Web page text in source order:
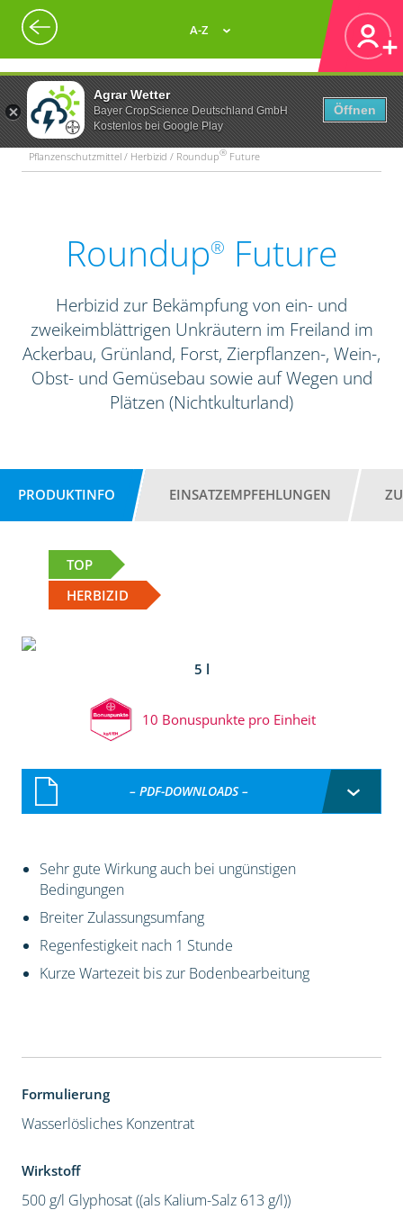
Agrar Wetter
Bayer CropScience Deutschland GmbH
Kostenlos bei Google Play
Öffnen
A-Z
Pflanzenschutzmittel / Herbizid / Roundup® Future
Roundup® Future
Herbizid zur Bekämpfung von ein- und
zweikeimblättrigen Unkräutern im Freiland im
Ackerbau, Grünland, Forst, Zierpflanzen-, Wein-,
Obst- und Gemüsebau sowie auf Wegen und
Plätzen (Nichtkulturland)
PRODUKTINFO EINSATZEMPFEHLUNGEN
TOP
HERBIZID
5 l
10 Bonuspunkte pro Einheit
– PDF-DOWNLOADS –
Sehr gute Wirkung auch bei ungünstigen
Bedingungen
Breiter Zulassungsumfang
Regenfestigkeit nach 1 Stunde
Kurze Wartezeit bis zur Bodenbearbeitung
Formulierung
Wasserlösliches Konzentrat
Wirkstoff
500 g/l Glyphosat ((als Kalium-Salz 613 g/l))